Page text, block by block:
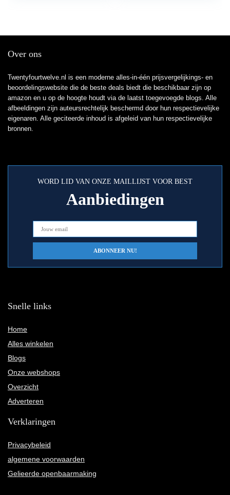
Over ons
Twentyfourtwelve.nl is een moderne alles-in-één prijsvergelijkings- en
beoordelingswebsite die de beste deals biedt die beschikbaar zijn op
amazon en u op de hoogte houdt via de laatst toegevoegde blogs. Alle
afbeeldingen zijn auteursrechtelijk beschermd door hun respectievelijke
eigenaren. Alle geciteerde inhoud is afgeleid van hun respectievelijke
bronnen.
WORD LID VAN ONZE MAILLIJST VOOR BEST
Aanbiedingen
Snelle links
Home
Alles winkelen
Blogs
Onze webshops
Overzicht
Adverteren
Verklaringen
Privacybeleid
algemene voorwaarden
Gelieerde openbaarmaking